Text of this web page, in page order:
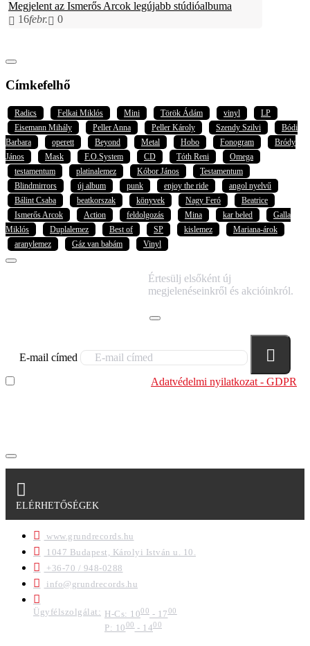
Megjelent az Ismerős Arcok legújabb stúdióalbuma
16febr. 0
Címkefelhő
Radics Felkai Miklós Mini Török Ádám vinyl
LP
Eisemann Mihály
Peller Anna Peller Károly Szendy Szilvi
Bódi
Barbara
operett Beyond Metal Hobo Fonogram
Bródy
János
Mask F.O.System CD Tóth Reni
Omega
testamentum
platinalemez Kóbor János
Testamentum
Blindmirrors
új album punk enjoy the ride
angol nyelvű
Bálint Csaba
beatkorszak könyvek Nagy Feró
Beatrice
Ismerős Arcok
Action feldolgozás Mina kar beled
Galla
Miklós
Duplalemez Best of SP kislemez
Mariana-árok
aranylemez
Gáz van babám Vinyl
Értesülj elsőként új
megjelenéseinkről és akcióinkról.
E-mail címed
Adatvédelmi nyilatkozat - GDPR
ELÉRHETŐSÉGEK
www.grundrecords.hu
1047 Budapest, Károlyi István u. 10.
+36-70 / 948-0288
info@grundrecords.hu
Ügyfélszolgálat: H-Cs: 1000 - 1700
P: 1000- 1400